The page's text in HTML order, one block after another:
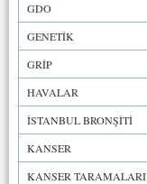
GDO
GENETİK
GRİP
HAVALAR
İSTANBUL BRONŞİTİ
KANSER
KANSER TARAMALARI